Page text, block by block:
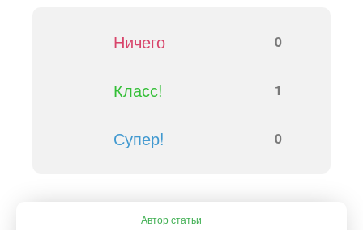
Ничего 0
Класс! 1
Супер! 0
Автор статьи